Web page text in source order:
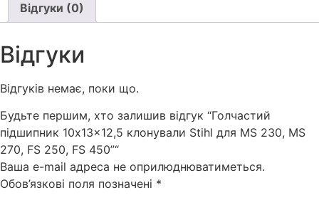
230,
270,
FS
250,
FS
450
Відгуки (0)
Відгуки
Відгуків немає, поки що.
Будьте першим, хто залишив відгук “Голчастий
підшипник 10x13x12,5 клонували Stihl для MS 230, MS
270, FS 250, FS 450”“
Ваша e-mail адреса не оприлюднюватиметься.
Обов’язкові поля позначені *